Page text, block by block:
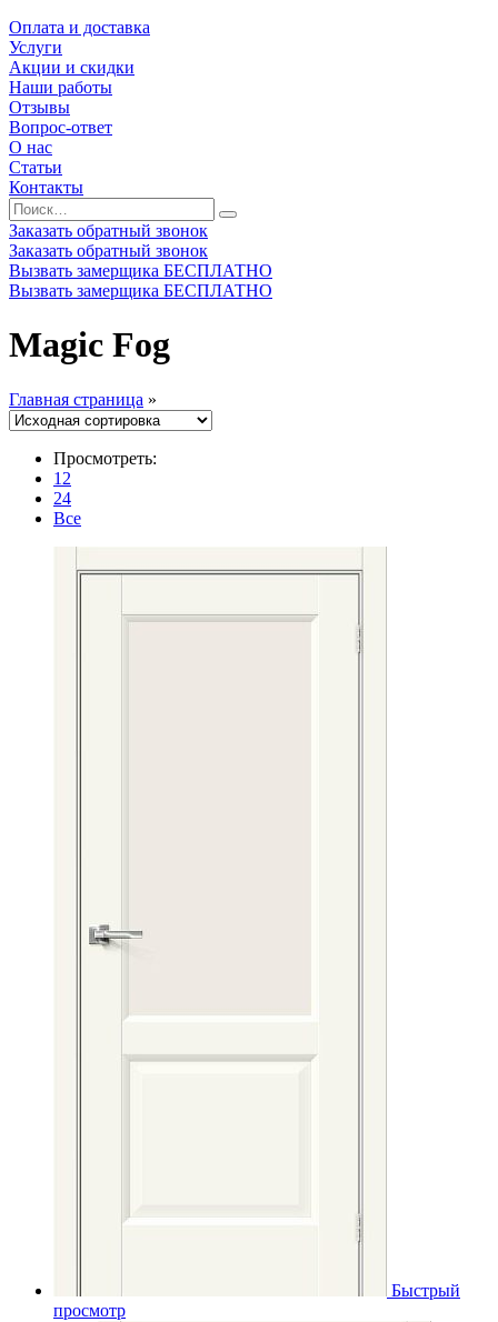
Оплата и доставка
Услуги
Акции и скидки
Наши работы
Отзывы
Вопрос-ответ
О нас
Статьи
Контакты
Заказать обратный звонок
Заказать обратный звонок
Вызвать замерщика БЕСПЛАТНО
Вызвать замерщика БЕСПЛАТНО
Magic Fog
Главная страница »
Просмотреть:
12
24
Все
Быстрый
просмотр